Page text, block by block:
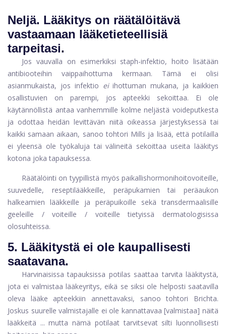
Neljä. Lääkitys on räätälöitävä
vastaamaan lääketieteellisiä
tarpeitasi.
Jos vauvalla on esimerkiksi staph-infektio, hoito lisätään
antibiooteihin vaippaihottuma kermaan. Tämä ei olisi
asianmukaista, jos infektio ei ihottuman mukana, ja kaikkien
osallistuvien on parempi, jos apteekki sekoittaa. Ei ole
käytännöllistä antaa vanhemmille kolme neljästä voideputkesta
ja odottaa heidän levittävän niitä oikeassa järjestyksessä tai
kaikki samaan aikaan, sanoo tohtori Mills ja lisää, että potilailla
ei yleensä ole työkaluja tai välineitä sekoittaa useita lääkitys
kotona joka tapauksessa.
Räätälöinti on tyypillistä myös paikallishormonihoitovoiteille,
suuvedelle, reseptilääkkeille, peräpukamien tai peräaukon
halkeamien lääkkeille ja peräpuikoille sekä transdermaalisille
geeleille / voiteille / voiteille tietyissä dermatologisissa
olosuhteissa.
5. Lääkitystä ei ole kaupallisesti
saatavana.
Harvinaisissa tapauksissa potilas saattaa tarvita lääkitystä,
jota ei valmistaa lääkeyritys, eikä se siksi ole helposti saatavilla
oleva lääke apteekkiin annettavaksi, sanoo tohtori Brichta.
Joskus suurelle valmistajalle ei ole kannattavaa [valmistaa] näitä
lääkkeitä ... mutta nämä potilaat tarvitsevat silti luonnollisesti